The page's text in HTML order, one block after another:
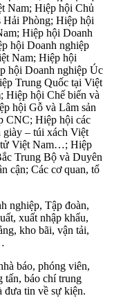
Nam; Hiệp hội Chủ
Phòng; Hiệp hội
Hiệp hội Doanh
hội Doanh nghiệp
Nam; Hiệp hội
hội Doanh nghiệp Úc
Trung Quốc tại Việt
Hiệp hội Chế biến và
hội Gỗ và Lâm sản
CNC; Hiệp hội các
– túi xách Việt
tử Việt Nam…; Hiệp
Trung Bộ và Duyên
cận; Các cơ quan, tổ
nghiệp, Tập đoàn,
xuất nhập khẩu,
kho bãi, vận tải,
báo, phóng viên,
tấn, báo chí trung
đưa tin về sự kiện.